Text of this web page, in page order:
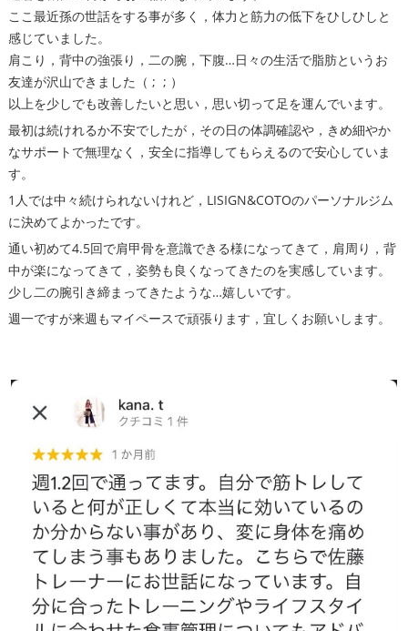
ここ最近孫の世話をする事が多く，体力と筋力の低下をひしひしと
感じていました。
肩こり，背中の強張り，二の腕，下腹…日々の生活で脂肪というお
友達が沢山できました（ ; ; ）
以上を少しでも改善したいと思い，思い切って足を運んでいます。
最初は続けれるか不安でしたが，その日の体調確認や，きめ細やか
なサポートで無理なく，安全に指導してもらえるので安心していま
す。
1人では中々続けられないけれど，LISIGN&COTOのパーソナルジム
に決めてよかったです。
通い初めて4.5回で肩甲骨を意識できる様になってきて，肩周り，背
中が楽になってきて，姿勢も良くなってきたのを実感しています。
少し二の腕引き締まってきたような…嬉しいです。
週一ですが来週もマイペースで頑張ります，宜しくお願いします。